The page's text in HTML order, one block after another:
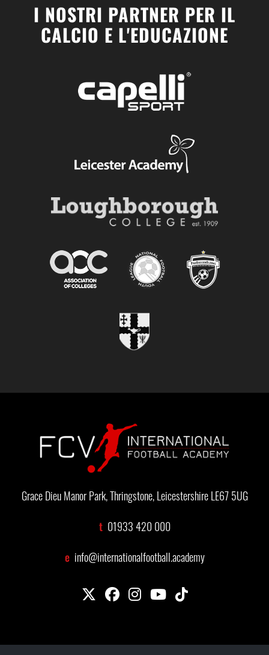
I NOSTRI PARTNER PER IL
CALCIO E L'EDUCAZIONE
Grace Dieu Manor Park, Thringstone, Leicestershire LE67 5UG
t 01933 420 000
e info@internationalfootball.academy